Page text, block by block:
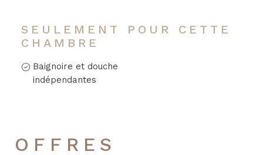
SEULEMENT POUR CETTE
CHAMBRE
Baignoire et douche
indépendantes
OFFRES